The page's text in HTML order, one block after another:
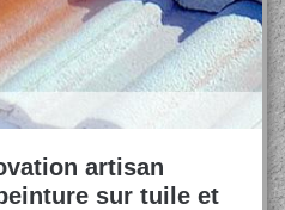
artisan
sur tuile et